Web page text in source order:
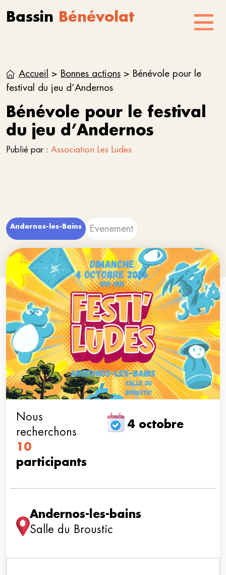
Bassin Bénévolat
Accueil > Bonnes actions > Bénévole pour le
festival du jeu d’Andernos
Bénévole pour le festival
du jeu d’Andernos
Publié par : Association Les Ludes
Andernos-les-Bains Evenement
Nous
recherchons
10
participants
4 octobre
Andernos-les-bains
Salle du Broustic